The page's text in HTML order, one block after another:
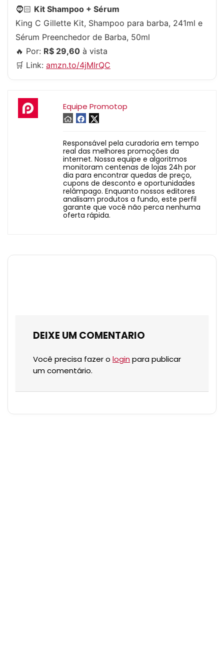
🧔🏻 Kit Shampoo + Sérum
King C Gillette Kit, Shampoo para barba, 241ml e
Sérum Preenchedor de Barba, 50ml
🔥 Por: R$ 29,60 à vista
🛒 Link: amzn.to/4jMIrQC
Equipe Promotop
Responsável pela curadoria em tempo
real das melhores promoções da
internet. Nossa equipe e algoritmos
monitoram centenas de lojas 24h por
dia para encontrar quedas de preço,
cupons de desconto e oportunidades
relâmpago. Enquanto nossos editores
analisam produtos a fundo, este perfil
garante que você não perca nenhuma
oferta rápida.
DEIXE UM COMENTARIO
Você precisa fazer o login para publicar
um comentário.